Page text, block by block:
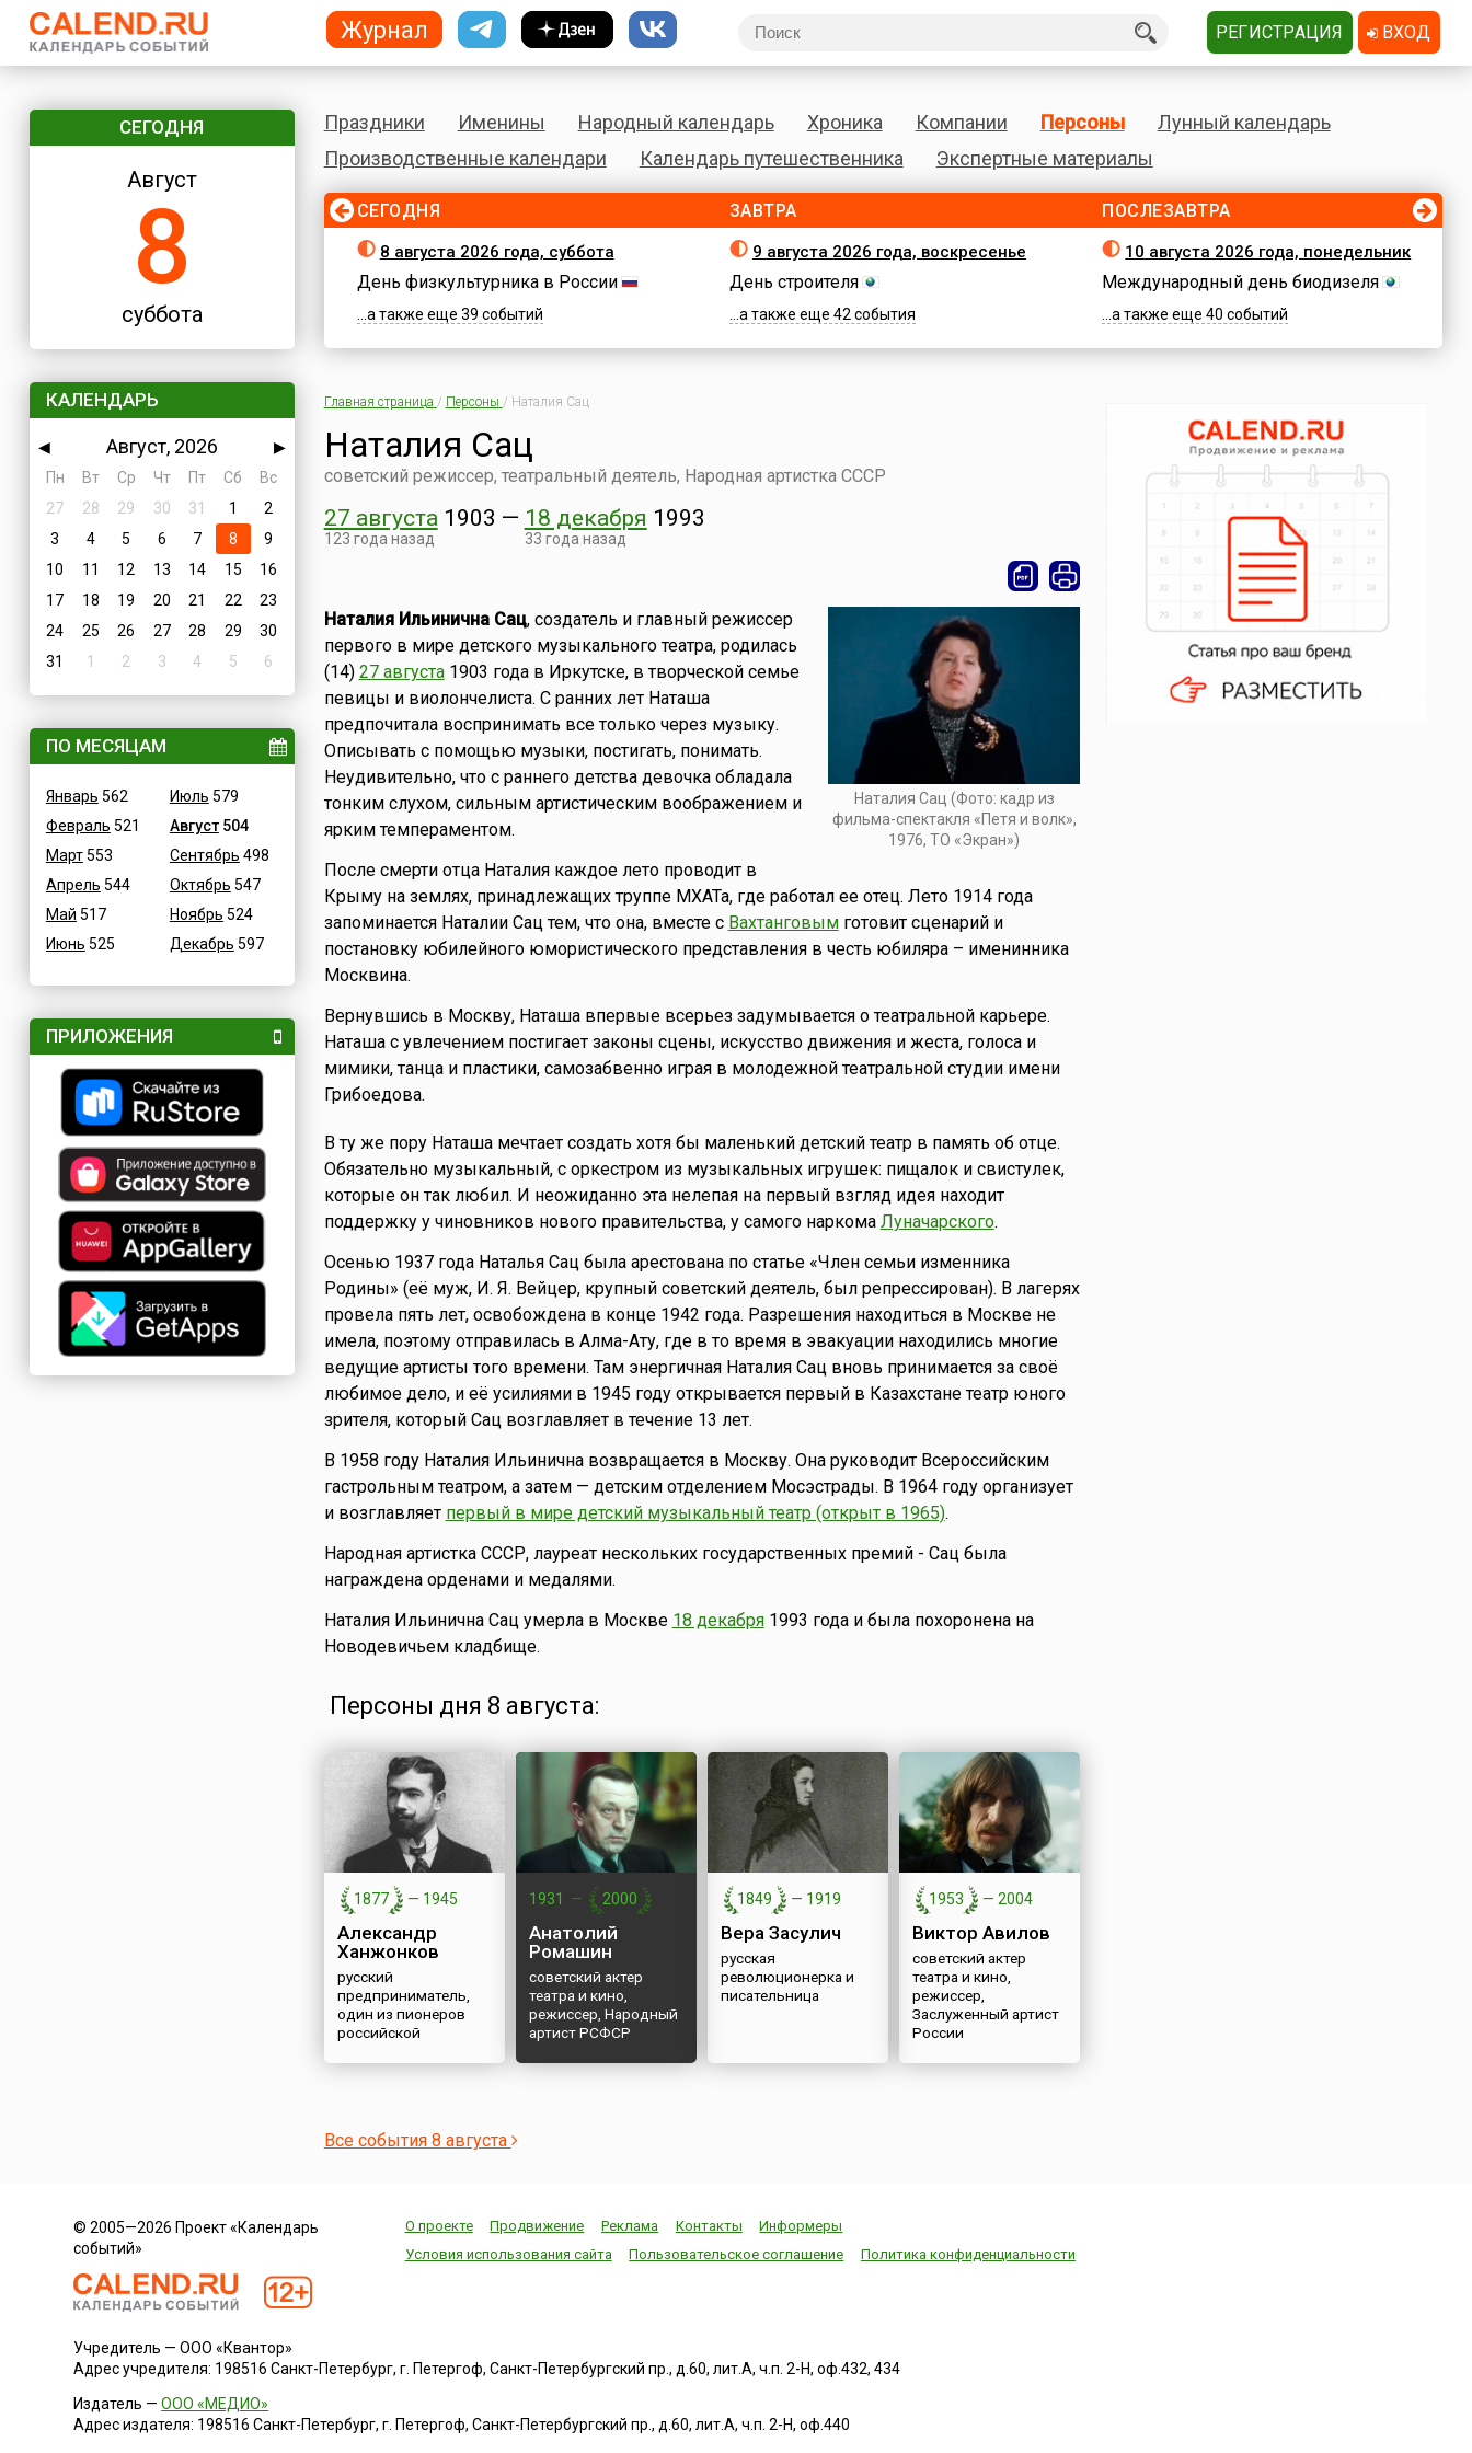
СЕГОДНЯ
Август
8
суббота
КАЛЕНДАРЬ
◀ Август, 2026
▶
Пн
Вт Ср Чт Пт Сб
Вс
27
28 29 30 31 1
2
3
4 5 6 7 8
9
10
11 12 13 14 15
16
17
18 19 20 21 22
23
24
25 26 27 28 29
30
31
1 2 3 4 5 6
ПО МЕСЯЦАМ
Январь 562
Февраль 521
Март553
Апрель 544
Май 517
Июнь 525
Июль 579
Август504
Сентябрь 498
Октябрь 547
Ноябрь 524
Декабрь 597
ПРИЛОЖЕНИЯ
Праздники Именины Народный календарь Хроника Компании Персоны
Лунный календарь
Производственные календари
Календарь путешественника Экспертные материалы
СЕГОДНЯ
8 августа 2026 года, суббота
День физкультурника в России
...а также еще 39 событий
ЗАВТРА
9 августа 2026 года, воскресенье
День строителя
...а также еще 42 события
ПОСЛЕЗАВТРА
10 августа 2026 года, понедельник
Международный день биодизеля
...а также еще 40 событий
Главная страница / Персоны / Наталия Сац
Наталия Сац
советский режиссер, театральный деятель, Народная артистка СССР
27 августа1903
123 года назад
— 18 декабря 1993
33 года назад
Наталия Сац (Фото: кадр из
фильма-спектакля «Петя и волк»,
1976, ТО «Экран»)
Наталия Ильинична Сац, создатель и главный режиссер
первого в мире детского музыкального театра, родилась
(14) 27 августа1903 года в Иркутске, в творческой семье
певицы и виолончелиста. С ранних лет Наташа
предпочитала воспринимать все только через музыку.
Описывать с помощью музыки, постигать, понимать.
Неудивительно, что с раннего детства девочка обладала
тонким слухом, сильным артистическим воображением и
ярким темпераментом.
После смерти отца Наталия каждое лето проводит в
Крыму на землях, принадлежащих труппе МХАТа, где работал ее отец. Лето 1914 года
запоминается Наталии Сац тем, что она, вместе с Вахтанговымготовит сценарий и
постановку юбилейного юмористического представления в честь юбиляра – именинника
Москвина.
Вернувшись в Москву, Наташа впервые всерьез задумывается о театральной карьере.
Наташа с увлечением постигает законы сцены, искусство движения и жеста, голоса и
мимики, танца и пластики, самозабвенно играя в молодежной театральной студии имени
Грибоедова.
В ту же пору Наташа мечтает создать хотя бы маленький детский театр в память об отце.
Обязательно музыкальный, с оркестром из музыкальных игрушек: пищалок и свистулек,
которые он так любил. И неожиданно эта нелепая на первый взгляд идея находит
поддержку у чиновников нового правительства, у самого наркома Луначарского.
Осенью 1937 года Наталья Сац была арестована по статье «Член семьи изменника
Родины» (её муж, И. Я. Вейцер, крупный советский деятель, был репрессирован). В лагерях
провела пять лет, освобождена в конце 1942 года. Разрешения находиться в Москве не
имела, поэтому отправилась в Алма-Ату, где в то время в эвакуации находились многие
ведущие артисты того времени. Там энергичная Наталия Сац вновь принимается за своё
любимое дело, и её усилиями в 1945 году открывается первый в Казахстане театр юного
зрителя, который Сац возглавляет в течение 13 лет.
В 1958 году Наталия Ильинична возвращается в Москву. Она руководит Всероссийским
гастрольным театром, а затем — детским отделением Мосэстрады. В 1964 году организует
и возглавляет первый в мире детский музыкальный театр (открыт в 1965).
Народная артистка СССР, лауреат нескольких государственных премий - Сац была
награждена орденами и медалями.
Наталия Ильинична Сац умерла в Москве 18 декабря1993 года и была похоронена на
Новодевичьем кладбище.
Персоны дня 8 августа:
1877 — 1945
Александр
Ханжонков
русский
предприниматель,
один из пионеров
российской
1931 — 2000
Анатолий
Ромашин
советский актер
театра и кино,
режиссер, Народный
артист РСФСР
1849 — 1919
Вера Засулич
русская
революционерка и
писательница
1953 — 2004
Виктор Авилов
советский актер
театра и кино,
режиссер,
Заслуженный артист
России
Все события 8 августа
© 2005—2026 Проект «Календарь
событий»
О проекте Продвижение Реклама Контакты
Информеры
Условия использования сайта
Пользовательское соглашение Политика конфиденциальности
Учредитель — ООО «Квантор»
Адрес учредителя: 198516 Санкт-Петербург, г. Петергоф, Санкт-Петербургский пр., д.60, лит.А, ч.п. 2-Н, оф.432, 434
Издатель —ООО «МЕДИО»
Адрес издателя: 198516 Санкт-Петербург, г. Петергоф, Санкт-Петербургский пр., д.60, лит.А, ч.п. 2-Н, оф.440
Журнал РЕГИСТРАЦИЯ ВХОД